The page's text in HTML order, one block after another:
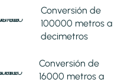
Conversión de
100000 metros a
decimetros
Conversión de
16000 metros a